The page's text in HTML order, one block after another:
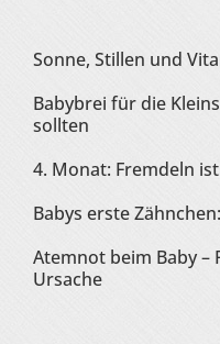
Sonne, Stillen und
Babybrei für die
sollten
4. Monat: Fremdeln
Babys erste
Atemnot beim Baby –
Ursache